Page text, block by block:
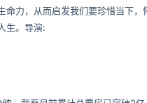
力，从而启发我们要珍惜当下，
生。导演: